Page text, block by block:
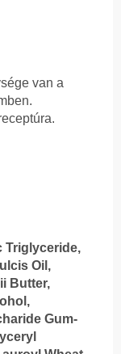
van a
Triglyceride,
Oil,
Butter,
Gum-